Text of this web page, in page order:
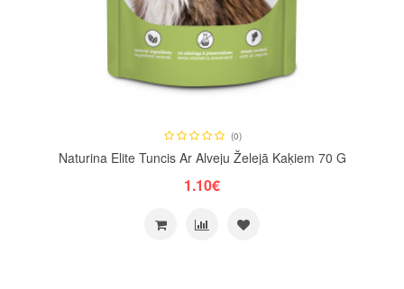
(0)
Naturina Elite Tuncis Ar Alveju Želejā Kaķiem 70 G
1.10€